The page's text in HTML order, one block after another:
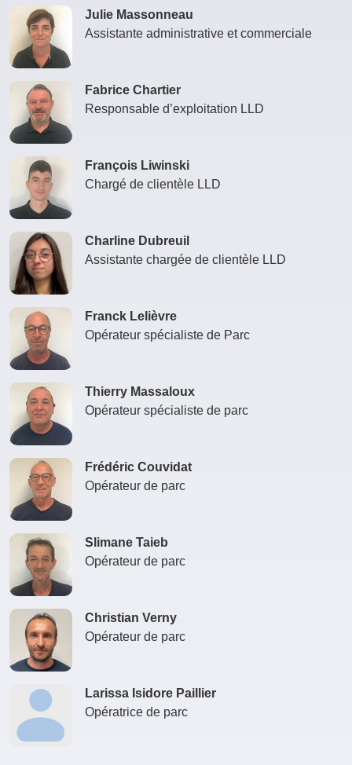
Julie Massonneau
Assistante administrative et commerciale
Fabrice Chartier
Responsable d’exploitation LLD
François Liwinski
Chargé de clientèle LLD
Charline Dubreuil
Assistante chargée de clientèle LLD
Franck Lelièvre
Opérateur spécialiste de Parc
Thierry Massaloux
Opérateur spécialiste de parc
Frédéric Couvidat
Opérateur de parc
Slimane Taieb
Opérateur de parc
Christian Verny
Opérateur de parc
Larissa Isidore Paillier
Opératrice de parc